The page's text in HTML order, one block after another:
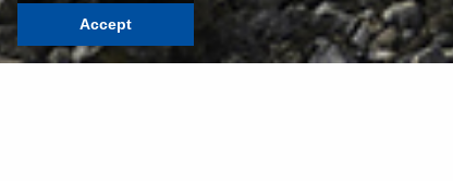
Accept